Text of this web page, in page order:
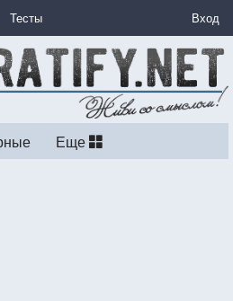
Тесты Вход
Еще